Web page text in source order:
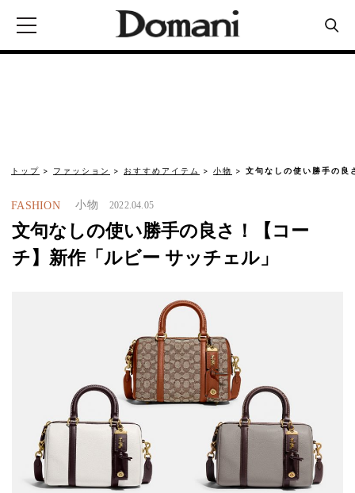
トップ ファッション おすすめアイテム 小物 文句なしの使い勝手の
FASHION 小物 2022.04.05
文句なしの使い勝手の良さ！【コー
チ】新作「ルビー サッチェル」